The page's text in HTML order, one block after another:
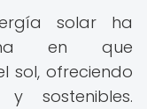
solar ha
en que
sol, ofreciendo
sostenibles.